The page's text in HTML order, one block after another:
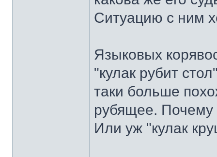
Ситуацию с ним
Языковых
"кулак рубит
таки больше
рубящее. Почему
Или уж "кулак